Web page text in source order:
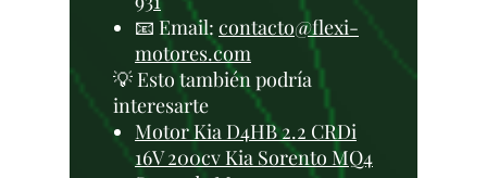
📧 Email: contacto@flexi-
motores.com
💡 Esto también podría
interesarte
Motor Kia D4HB 2.2 CRDi
16V 200cv Kia Sorento MQ4